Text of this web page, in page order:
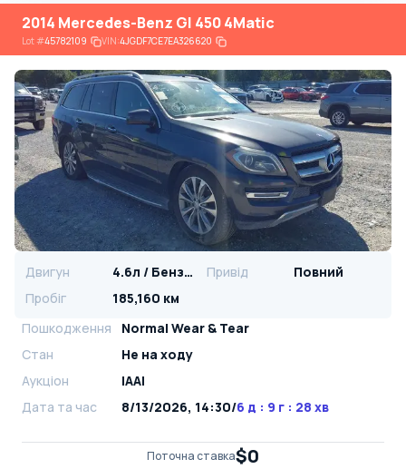
2014 Mercedes-Benz Gl 450 4Matic
Lot#45782109 VIN:4JGDF7CE7EA326620
Двигун 4.6л / Бензин Привід
Повний
Пробіг
185,160 км
Пошкодження
Normal Wear & Tear
Стан
Не на ходу
Аукціон
IAAI
Дата та час
8/13/2026, 14:30/6 д : 9 г : 28 хв
Поточна ставка$0